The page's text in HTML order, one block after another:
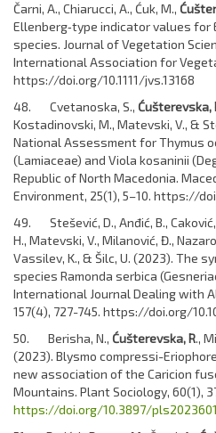
Čarni, A., Chiarucci, A., Ćuk, M.,
Ellenberg‐type indicator values for
species. Journal of Vegetation
International Association for
https://doi.org/10.1111/jvs.13168
48. Cvetanoska, S., Ćušterevska,
Kostadinovski, M., Matevski, V., &
National Assessment for Thymus
(Lamiaceae) and Viola kosaninii
Republic of North Macedonia.
Environment, 25(1), 5–10. https://
49. Stešević, D., Anđić, B., Caković,
H., Matevski, V., Milanović, Đ.,
Vassilev, K., & Šilc, U. (2023). The
species Ramonda serbica
International Journal Dealing with
157(4), 727-745. https://doi.org/
50. Berisha, N., Ćušterevska, R.,
(2023). Blysmo compressi-
new association of the Caricion
Mountains. Plant Sociology, 60(1),
https://doi.org/10.3897/